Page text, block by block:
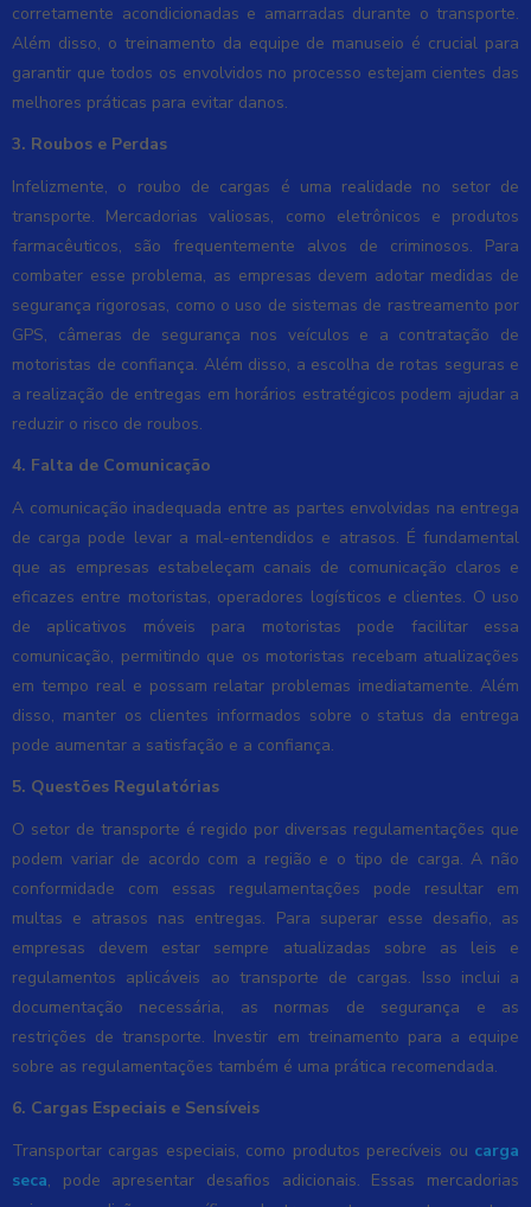
corretamente acondicionadas e amarradas durante o transporte.
Além disso, o treinamento da equipe de manuseio é crucial para
garantir que todos os envolvidos no processo estejam cientes das
melhores práticas para evitar danos.
3. Roubos e Perdas
Infelizmente, o roubo de cargas é uma realidade no setor de
transporte. Mercadorias valiosas, como eletrônicos e produtos
farmacêuticos, são frequentemente alvos de criminosos. Para
combater esse problema, as empresas devem adotar medidas de
segurança rigorosas, como o uso de sistemas de rastreamento por
GPS, câmeras de segurança nos veículos e a contratação de
motoristas de confiança. Além disso, a escolha de rotas seguras e
a realização de entregas em horários estratégicos podem ajudar a
reduzir o risco de roubos.
4. Falta de Comunicação
A comunicação inadequada entre as partes envolvidas na entrega
de carga pode levar a mal-entendidos e atrasos. É fundamental
que as empresas estabeleçam canais de comunicação claros e
eficazes entre motoristas, operadores logísticos e clientes. O uso
de aplicativos móveis para motoristas pode facilitar essa
comunicação, permitindo que os motoristas recebam atualizações
em tempo real e possam relatar problemas imediatamente. Além
disso, manter os clientes informados sobre o status da entrega
pode aumentar a satisfação e a confiança.
5. Questões Regulatórias
O setor de transporte é regido por diversas regulamentações que
podem variar de acordo com a região e o tipo de carga. A não
conformidade com essas regulamentações pode resultar em
multas e atrasos nas entregas. Para superar esse desafio, as
empresas devem estar sempre atualizadas sobre as leis e
regulamentos aplicáveis ao transporte de cargas. Isso inclui a
documentação necessária, as normas de segurança e as
restrições de transporte. Investir em treinamento para a equipe
sobre as regulamentações também é uma prática recomendada.
6. Cargas Especiais e Sensíveis
Transportar cargas especiais, como produtos perecíveis ou carga
seca, pode apresentar desafios adicionais. Essas mercadorias